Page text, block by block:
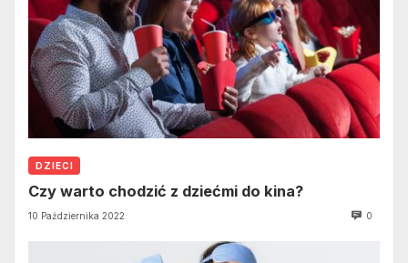
DZIECI
Czy warto chodzić z dziećmi do kina?
10 Października 2022 0